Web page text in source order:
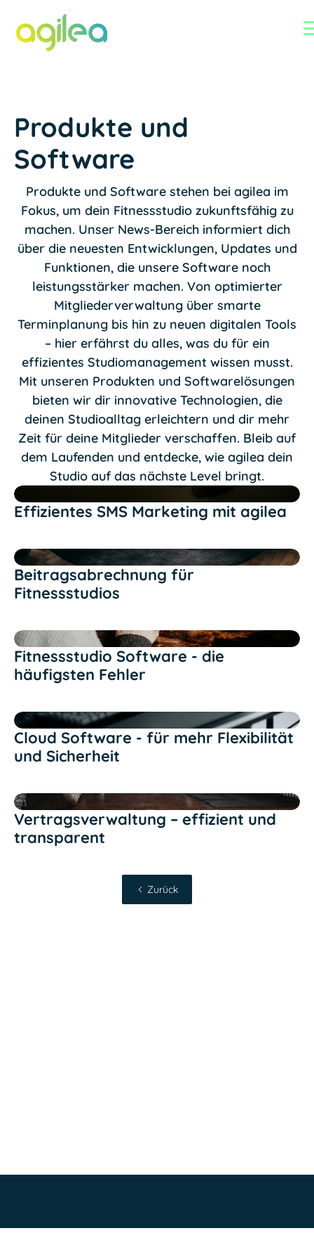
Produkte und
Software
Produkte und Software stehen bei agilea im
Fokus, um dein Fitnessstudio zukunftsfähig zu
machen. Unser News-Bereich informiert dich
über die neuesten Entwicklungen, Updates und
Funktionen, die unsere Software noch
leistungsstärker machen. Von optimierter
Mitgliederverwaltung über smarte
Terminplanung bis hin zu neuen digitalen Tools
– hier erfährst du alles, was du für ein
effizientes Studiomanagement wissen musst.
Mit unseren Produkten und Softwarelösungen
bieten wir dir innovative Technologien, die
deinen Studioalltag erleichtern und dir mehr
Zeit für deine Mitglieder verschaffen. Bleib auf
dem Laufenden und entdecke, wie agilea dein
Studio auf das nächste Level bringt.
Text Link
Effizientes SMS Marketing mit agilea
Text Link
Beitragsabrechnung für
Fitnessstudios
Text Link
Fitnessstudio Software - die
häufigsten Fehler
Text Link
Cloud Software - für mehr Flexibilität
und Sicherheit
Text Link
Vertragsverwaltung – effizient und
transparent
Zurück